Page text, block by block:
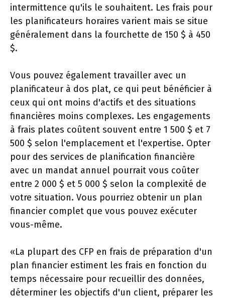
intermittence qu'ils le souhaitent. Les frais pour
les planificateurs horaires varient mais se situe
généralement dans la fourchette de 150 $ à 450
$.
Vous pouvez également travailler avec un
planificateur à dos plat, ce qui peut bénéficier à
ceux qui ont moins d'actifs et des situations
financières moins complexes. Les engagements
à frais plates coûtent souvent entre 1 500 $ et 7
500 $ selon l'emplacement et l'expertise. Opter
pour des services de planification financière
avec un mandat annuel pourrait vous coûter
entre 2 000 $ et 5 000 $ selon la complexité de
votre situation. Vous pourriez obtenir un plan
financier complet que vous pouvez exécuter
vous-même.
«La plupart des CFP en frais de préparation d'un
plan financier estiment les frais en fonction du
temps nécessaire pour recueillir des données,
déterminer les objectifs d'un client, préparer les